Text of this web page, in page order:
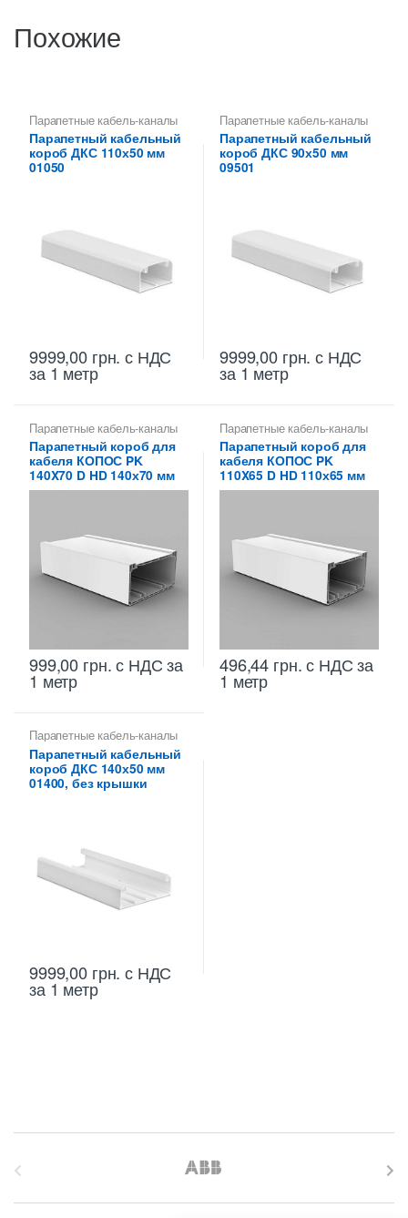
Похожие
Парапетные кабель-каналы
Парапетный кабельный
короб ДКС 110х50 мм
01050
9999,00 грн. с НДС
за 1 метр
Парапетные кабель-каналы
Парапетный кабельный
короб ДКС 90х50 мм
09501
9999,00 грн. с НДС
за 1 метр
Парапетные кабель-каналы
Парапетный короб для
кабеля КОПОС PK
140X70 D HD 140х70 мм
999,00 грн.с НДС за
1 метр
Парапетные кабель-каналы
Парапетный короб для
кабеля КОПОС PK
110X65 D HD 110х65 мм
496,44 грн.с НДС за
1 метр
Парапетные кабель-каналы
Парапетный кабельный
короб ДКС 140х50 мм
01400, без крышки
9999,00 грн. с НДС
за 1 метр